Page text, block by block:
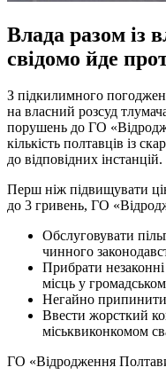
Влада разом із
свідомо йде
З підкилимного
на власний розсуд
порушень до ГО
кількість полтавців із
до відповідних
Перш ніж підвищувати
до 3 гривень, ГО
Обслуговувати
чинного
Прибрати
місць у
Негайно припинити
Ввести жорсткий
міськвиконкомом
ГО «Відродження